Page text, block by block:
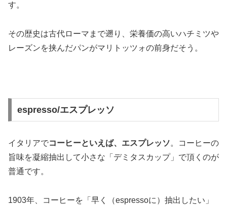
す。
その歴史は古代ローマまで遡り、栄養価の高いハチミツや
レーズンを挟んだパンがマリトッツォの前身だそう。
espresso/エスプレッソ
イタリアでコーヒーといえば、エスプレッソ。コーヒーの
旨味を凝縮抽出して小さな「デミタスカップ」で頂くのが
普通です。
1903年、コーヒーを「早く（espressoに）抽出したい」